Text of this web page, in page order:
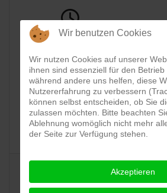
Edelweiß
Wanderclub
Wir benutzen Cookies
Wir nutzen Cookies auf unserer
ihnen sind essenziell für den Betrieb
während andere uns helfen, diese
Nutzererfahrung zu verbessern
können selbst entscheiden, ob Sie
zulassen möchten. Bitte beachten
Ablehnung womöglich nicht mehr
der Seite zur Verfügung stehen.
Akzeptieren